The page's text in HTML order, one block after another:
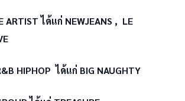
ARTIST ได้แก่ NEWJEANS , LE
HIPHOP ได้แก่ BIG NAUGHTY